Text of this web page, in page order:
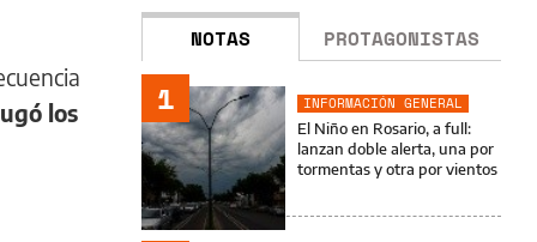
los
NOTAS PROTAGONISTAS
1
INFORMACIÓN GENERAL
El Niño en Rosario, a full:
lanzan doble alerta, una por
tormentas y otra por vientos